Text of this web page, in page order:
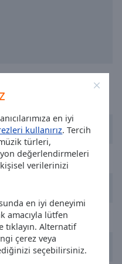
en iyi
kullanırız. Tercih
türleri,
değerlendirmeleri
verilerinizi
en iyi deneyimi
amacıyla lütfen
Alternatif
çerez veya
seçebilirsiniz.